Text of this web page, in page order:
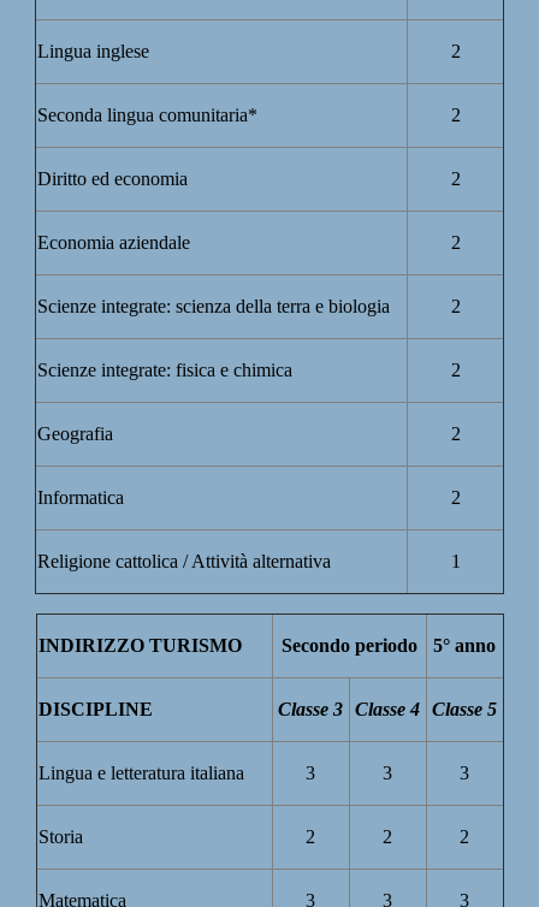
Lingua inglese 2
Seconda lingua comunitaria* 2
Diritto ed economia 2
Economia aziendale 2
Scienze integrate: scienza della terra e biologia 2
Scienze integrate: fisica e chimica 2
Geografia 2
Informatica 2
Religione cattolica / Attività alternativa 1
INDIRIZZO TURISMO Secondo periodo 5° anno
DISCIPLINE Classe 3 Classe 4 Classe 5
Lingua e letteratura italiana 3 3 3
Storia 2 2 2
Matematica 3 3 3